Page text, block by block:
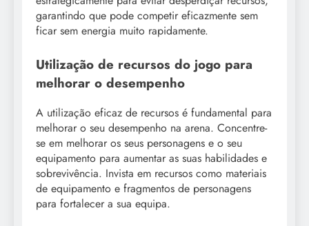
garantindo que pode competir eficazmente sem
ficar sem energia muito rapidamente.
Utilização de recursos do jogo para
melhorar o desempenho
A utilização eficaz de recursos é fundamental para
melhorar o seu desempenho na arena. Concentre-
se em melhorar os seus personagens e o seu
equipamento para aumentar as suas habilidades e
sobrevivência. Invista em recursos como materiais
de equipamento e fragmentos de personagens
para fortalecer a sua equipa.